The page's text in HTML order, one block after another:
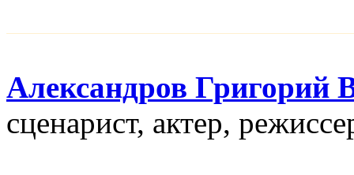
Александров Григорий
сценарист, актер,